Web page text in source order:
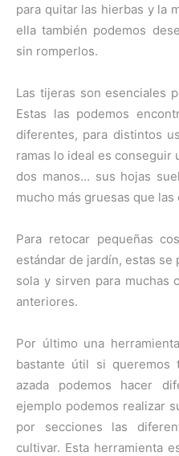
para quitar las hierbas y la
ella también podemos
sin romperlos.
Las tijeras son esenciales
Estas las podemos
diferentes, para distintos
ramas lo ideal es conseguir
dos manos… sus hojas
mucho más gruesas que las
Para retocar pequeñas
estándar de jardín, estas se
sola y sirven para muchas
anteriores.
Por último una
bastante útil si
azada podemos hacer
ejemplo podemos realizar
por secciones las
cultivar. Esta herramienta